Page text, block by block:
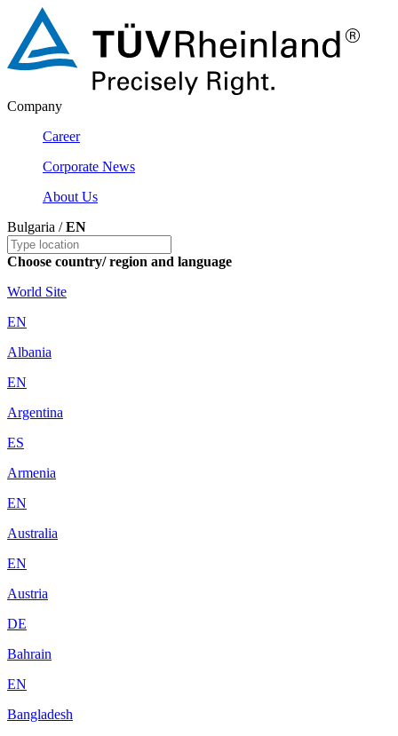
Company
Career
Corporate News
About Us
Bulgaria /EN
Choose country/ region and language
World Site
EN
Albania
EN
Argentina
ES
Armenia
EN
Australia
EN
Austria
DE
Bahrain
EN
Bangladesh